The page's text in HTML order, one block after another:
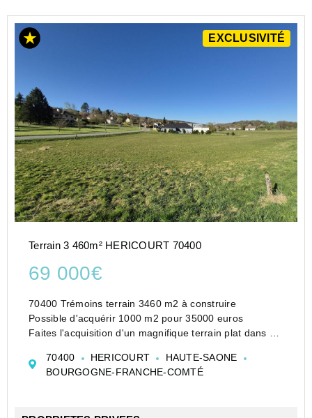
EXCLUSIVITÉ
Terrain 3 460m² HERICOURT 70400
69 000€
70400 Trémoins terrain 3460 m2 à construire
Possible d'acquérir 1000 m2 pour 35000 euros
Faites l'acquisition d'un magnifique terrain plat dans un
recherché. Vous pourrez exp...
70400 HERICOURT
HAUTE-SAONE
BOURGOGNE-FRANCHE-COMTÉ